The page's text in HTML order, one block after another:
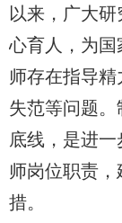
以来，广大
心育人，为
师存在指导
失范等问题
底线，是进
师岗位职责
措。